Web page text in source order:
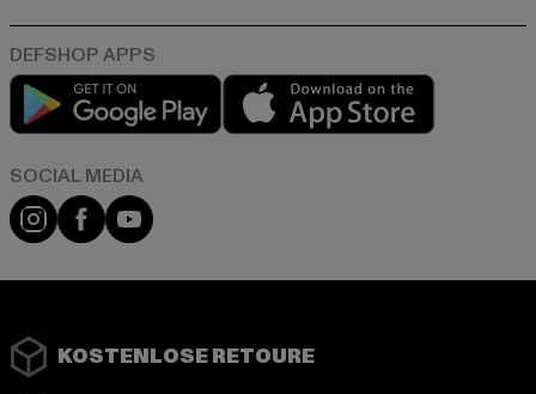
Play market
Instagram
FacebookYouTube
KOSTENLOSE RETOURE